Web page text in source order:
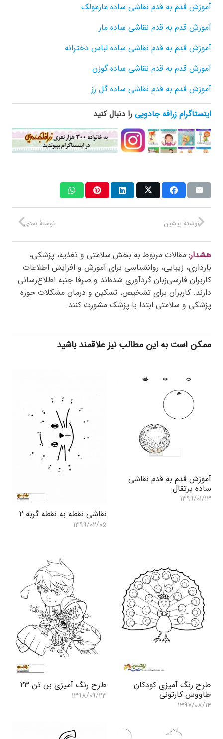
آموزش قدم به قدم نقاشی ساده مارمولک
آموزش قدم به قدم نقاشی ساده مار
آموزش قدم به قدم نقاشی ساده لباس دخترانه
آموزش قدم به قدم نقاشی ساده گوزن
آموزش قدم به قدم نقاشی ساده گل رز
اینستاگرام زرافه جادویی را دنبال کنید
نوشتهٔ بعدی نوشتهٔ پیشین
هشدار: مقالات مربوط به بخش سلامتی و تغذیه، پزشکی،
بارداری، زیبایی، روانشناسی برای آموزش و افزایش اطلاعات
کاربران فارسی‌زبان گردآوری شده‌اند و صرفا جنبه اطلاع‌رسانی
دارند. کاربران برای تشخیص، تسکین و درمان مشکلات حوزه
پزشکی و سلامتی ابتدا با پزشک مشورت کنند.
ممکن است به این مطالب نیز علاقمند باشید
آموزش قدم به قدم نقاشی
ساده پرتقال
۱۳۹۹/۰۱/۱۳
نقاشی نقطه به نقطه گربه ۲
۱۳۹۹/۰۲/۰۵
طرح رنگ آمیزی کودکان
طاووس کارتونی
۱۳۹۷/۰۸/۱۴
طرح رنگ آمیزی بن تن ۲۳
۱۳۹۸/۰۹/۲۳